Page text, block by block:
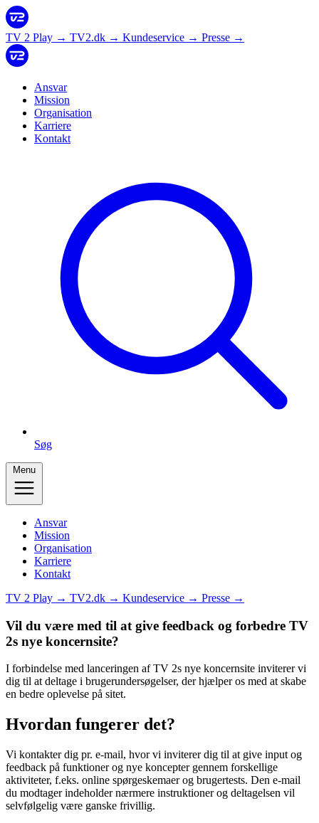
TV 2 Play → TV2.dk → Kundeservice → Presse →
Ansvar
Mission
Organisation
Karriere
Kontakt
Søg
Menu
Ansvar
Mission
Organisation
Karriere
Kontakt
TV 2 Play → TV2.dk → Kundeservice → Presse →
Vil du være med til at give feedback og forbedre TV
2s nye koncernsite?
I forbindelse med lanceringen af TV 2s nye koncernsite inviterer vi
dig til at deltage i brugerundersøgelser, der hjælper os med at skabe
en bedre oplevelse på sitet.
Hvordan fungerer det?
Vi kontakter dig pr. e-mail, hvor vi inviterer dig til at give input og
feedback på funktioner og nye koncepter gennem forskellige
aktiviteter, f.eks. online spørgeskemaer og brugertests. Den e-mail
du modtager indeholder nærmere instruktioner og deltagelsen vil
selvfølgelig være ganske frivillig.